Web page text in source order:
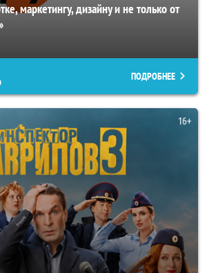
маркетингу, дизайну и не только от
ПОДРОБНЕЕ